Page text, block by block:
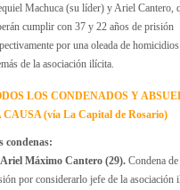
Machuca (su líder) y Ariel Cantero,
cumplir con 37 y 22 años de prisión
por una oleada de homicidios
de la asociación ilícita.
LOS CONDENADOS Y
CAUSA (vía La Capital de Rosario)
condenas:
Ariel Máximo Cantero (29). Condena
por considerarlo jefe de la asociación